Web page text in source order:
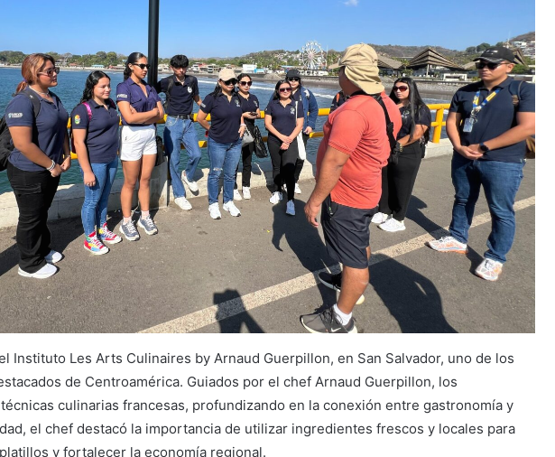
Instituto Les Arts Culinaires by Arnaud Guerpillon, en San Salvador, uno de los
de Centroamérica. Guiados por el chef Arnaud Guerpillon, los
culinarias francesas, profundizando en la conexión entre gastronomía y
el chef destacó la importancia de utilizar ingredientes frescos y locales para
y fortalecer la economía regional.
Suben los precios de los
combustibles
Peregrinación Camino de San
Óscar Romero inicia recorrido
hacia Ciudad Barrios